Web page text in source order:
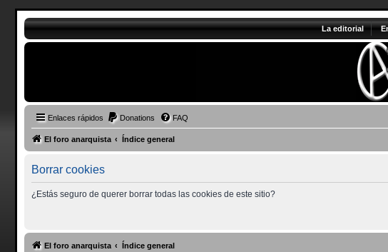
La editorial
Enlaces rápidos Donations FAQ
El foro anarquista Índice general
Borrar cookies
¿Estás seguro de querer borrar todas las cookies de este sitio?
El foro anarquista Índice general